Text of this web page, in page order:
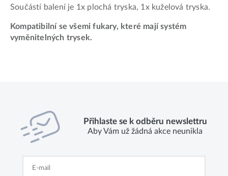
Součástí balení je 1x plochá tryska, 1x kuželová tryska.
Kompatibilní se všemi fukary, které mají systém
vyměnitelných trysek.
Přihlaste se k odběru newslettru
Aby Vám už žádná akce neunikla